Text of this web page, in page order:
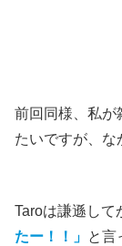
前回同様、私が
たいですが、な
Taroは謙遜して
たー！！」 と言